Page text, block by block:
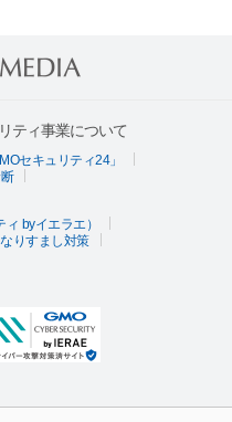
ティ事業について
セキュリティ24」
byイエラエ）
なりすまし対策